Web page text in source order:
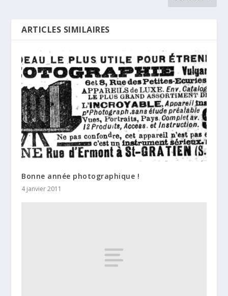
ARTICLES SIMILAIRES
Bonne année photographique !
4 janvier 2011